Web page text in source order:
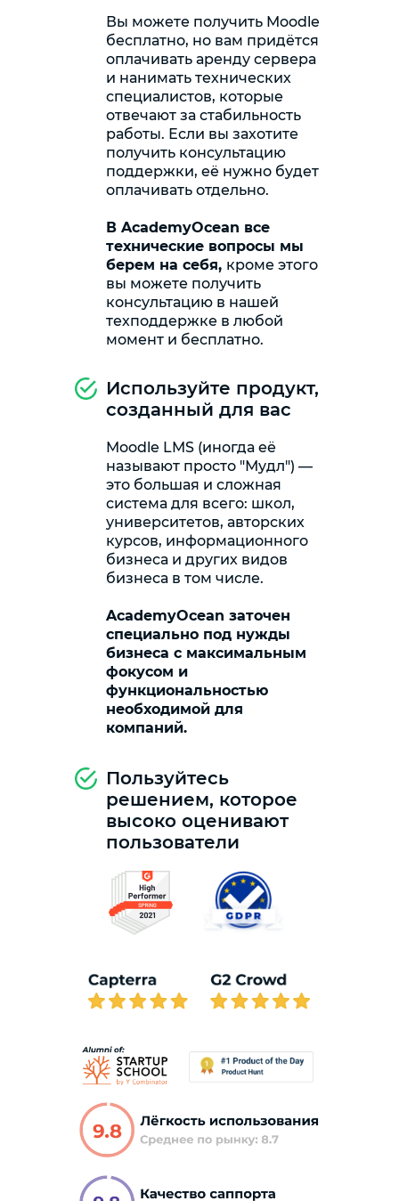
Пользуйтесь
решением, которое
высоко оценивают
пользователи
Используйте продукт,
созданный для вас
Moodle LMS (иногда её
называют просто "Мудл") —
это большая и сложная
система для всего: школ,
университетов, авторских
курсов, информационного
бизнеса и других видов
бизнеса в том числе.
AcademyOcean заточен
специально под нужды
бизнеса с максимальным
фокусом и
функциональностью
необходимой для
компаний.
Вы можете получить Moodle
бесплатно, но вам придётся
оплачивать аренду сервера
и нанимать технических
специалистов, которые
отвечают за стабильность
работы. Если вы захотите
получить консультацию
поддержки, её нужно будет
оплачивать отдельно.
В AcademyOcean все
технические вопросы мы
берем на себя, кроме этого
вы можете получить
консультацию в нашей
техподдержке в любой
момент и бесплатно.